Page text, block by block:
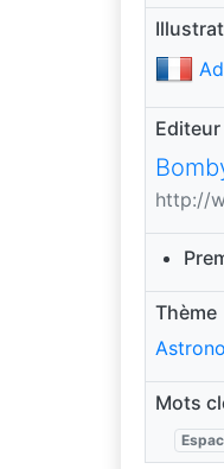
Editeur
http://
Thème
Mots